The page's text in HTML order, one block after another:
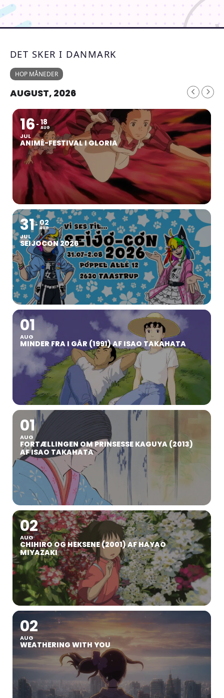
DET SKER I DANMARK
HOP MÅNEDER
AUGUST, 2026
16
JUL
18
AUG
ANIMÉ-FESTIVAL I GLORIA
31
JUL
02
AUG
SEIJOCON 2026
01
AUG
MINDER FRA I GÅR (1991) AF ISAO TAKAHATA
01
AUG
FORTÆLLINGEN OM PRINSESSE KAGUYA (2013)
AF ISAO TAKAHATA
02
AUG
CHIHIRO OG HEKSENE (2001) AF HAYAO
MIYAZAKI
02
AUG
WEATHERING WITH YOU